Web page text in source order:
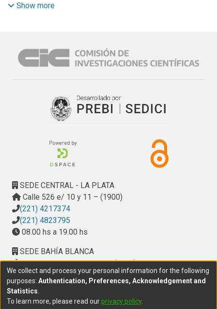
El objetivo del ensayo fue evaluar la interferencia
laboratorio, vacunas inactivadas con las bacterias de
interés. Posteriormente, los ratones fueron inmunizados
serológicas utilizadas para el diagnóstico de brucelosis
por especies lisas (Brucella melitensis) o rugosas (Brucella
cruzadas que pueden existir entre microoganismos de
distintos géneros.
Show more
SEDE CENTRAL - LA PLATA
Calle 526 e/ 10 y 11 – (1900)
(221) 4217374
(221) 4823795
08.00 hs a 19.00 hs
SEDE BAHÍA BLANCA
Calle Ciudad de Cali 320 – (8000). Universidad
Provincial del Sudoeste (UPSO)
(291) 459 2550, interno 147
10.00 h a 14.00 h
We collect and process your personal information for the following
purposes: Authentication, Preferences, Acknowledgement and
Statistics
To learn more, please read ourprivacy policy.